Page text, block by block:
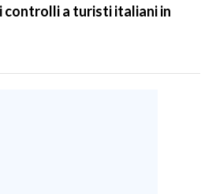
controlli a turisti italiani in